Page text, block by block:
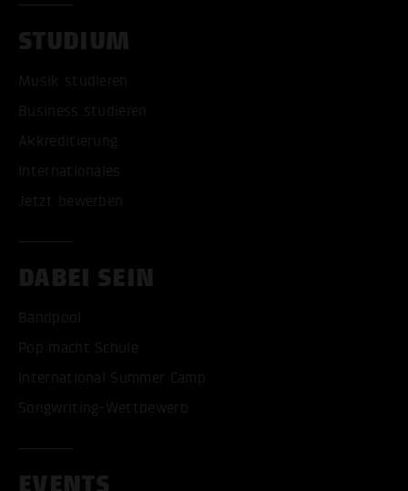
STUDIUM
Musik studieren
Business studieren
Akkreditierung
Internationales
Jetzt bewerben
DABEI SEIN
Bandpool
Pop macht Schule
International Summer Camp
Songwriting-Wettbewerb
EVENTS